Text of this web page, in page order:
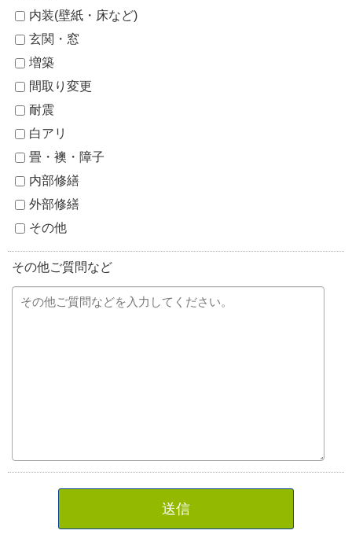
内装(壁紙・床など)
玄関・窓
増築
間取り変更
耐震
白アリ
畳・襖・障子
内部修繕
外部修繕
その他
その他ご質問など
送信